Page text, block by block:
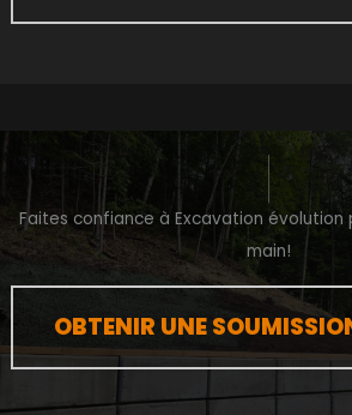
Faites confiance à Excavation évolution
main!
OBTENIR UNE